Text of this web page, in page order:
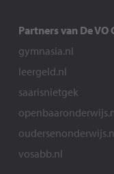
Partners van De VO
gymnasia.nl
leergeld.nl
saarisnietgek
vosabb.nl